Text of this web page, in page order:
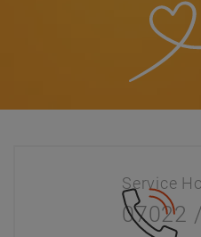
Service
07022